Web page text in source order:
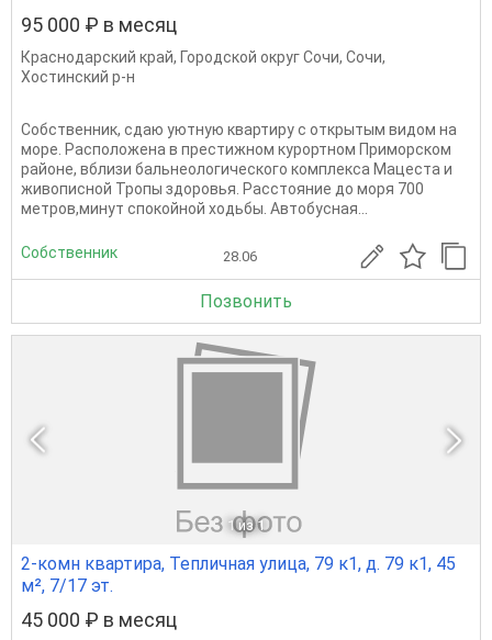
95 000 ₽ в месяц
Краснодарский край, Городской округ Сочи, Сочи,
Хостинский р-н
Собственник, сдаю уютную квартиру с открытым видом на
море. Расположена в престижном курортном Приморском
районе, вблизи бальнеологического комплекса Мацеста и
живописной Тропы здоровья. Расстояние до моря 700
метров,минут спокойной ходьбы. Автобусная...
Собственник 28.06
Позвонить
1 из 1
2-комн квартира, Тепличная улица, 79 к1, д. 79 к1, 45
м², 7/17 эт.
45 000 ₽ в месяц